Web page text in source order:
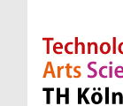
Direkt zur
Direkt zur
Direkt zum
Direkt zum